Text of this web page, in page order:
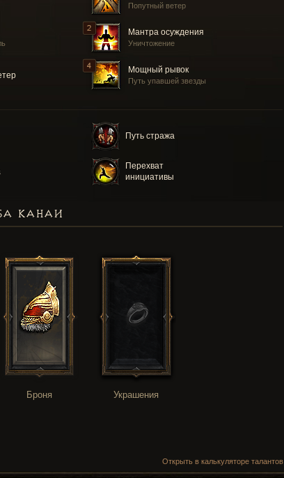
Попутный ветер
Мантра осуждения
Уничтожение
Мощный рывок
Путь упавшей звезды
Путь стража
Перехват
инициативы
КАНАИ
Броня Украшения
Открыть в калькуляторе талантов